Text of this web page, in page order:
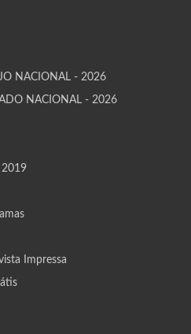
NACIONAL - 2026
NACIONAL - 2026
2019
Impressa